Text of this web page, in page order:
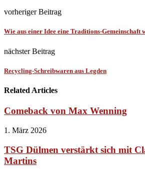
vorheriger Beitrag
Wie aus einer Idee eine Traditions-Gemeinschaft
nächster Beitrag
Recycling-Schreibwaren aus Legden
Related Articles
Comeback von Max Wenning
1. März 2026
TSG Dülmen verstärkt sich mit
Martins